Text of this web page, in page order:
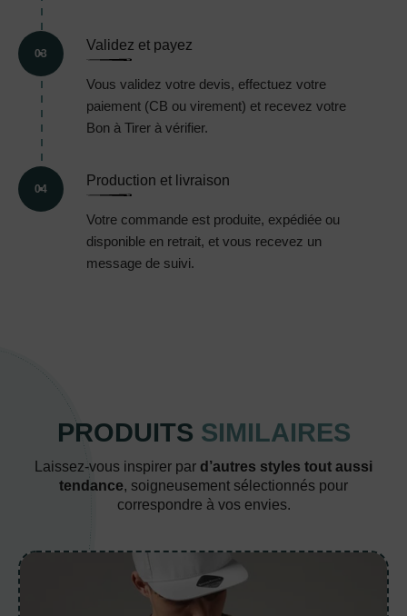
03
Validez et payez
Vous validez votre devis, effectuez votre
paiement (CB ou virement) et recevez votre
Bon à Tirer à vérifier.
04
Production et livraison
Votre commande est produite, expédiée ou
disponible en retrait, et vous recevez un
message de suivi.
PRODUITS SIMILAIRES
Laissez-vous inspirer par d’autres styles tout aussi
tendance, soigneusement sélectionnés pour
correspondre à vos envies.